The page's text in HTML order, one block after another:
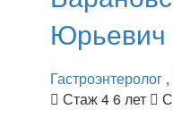
Юрьевич
Гастроэнтеролог ,
Стаж 4 6 лет